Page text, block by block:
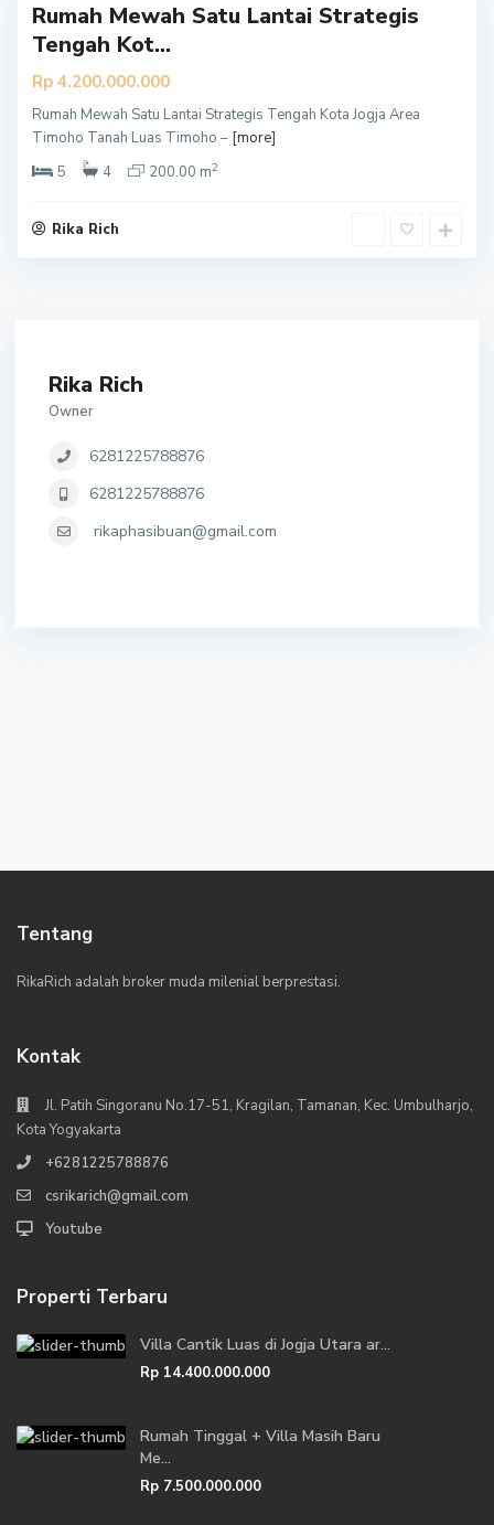
Rumah Mewah Satu Lantai Strategis
Tengah Kot...
Rp 4.200.000.000
Rumah Mewah Satu Lantai Strategis Tengah Kota Jogja Area
Timoho Tanah Luas Timoho – [more]
5
4 200.00 m2
Rika Rich
Rika Rich
Owner
6281225788876
6281225788876
rikaphasibuan@gmail.com
Tentang
RikaRich adalah broker muda milenial berprestasi.
Kontak
Jl. Patih Singoranu No.17-51, Kragilan, Tamanan, Kec. Umbulharjo,
Kota Yogyakarta
+6281225788876
csrikarich@gmail.com
Youtube
Properti Terbaru
Villa Cantik Luas di Jogja Utara ar...
Rp 14.400.000.000
Rumah Tinggal + Villa Masih Baru
Me...
Rp 7.500.000.000